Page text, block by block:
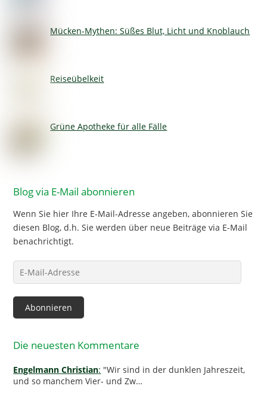
Mücken-Mythen: Süßes Blut, Licht und Knoblauch
Reiseübelkeit
Grüne Apotheke für alle Fälle
Blog via E-Mail abonnieren
Wenn Sie hier Ihre E-Mail-Adresse angeben, abonnieren Sie
diesen Blog, d.h. Sie werden über neue Beiträge via E-Mail
benachrichtigt.
E-
Mail-
Adresse
Abonnieren
Die neuesten Kommentare
Engelmann Christian: "Wir sind in der dunklen Jahreszeit,
und so manchem Vier- und Zw…